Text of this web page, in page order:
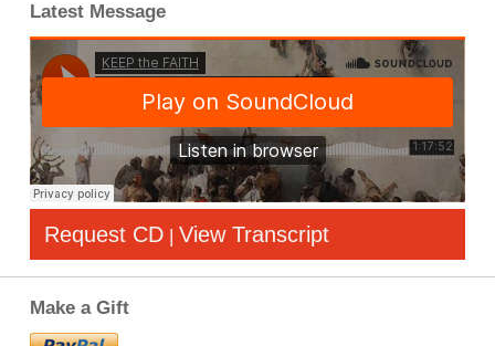
Latest Message
Request CD | View Transcript
Make a Gift